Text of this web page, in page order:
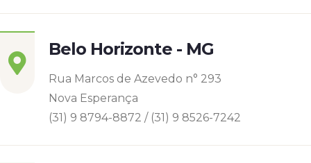
Belo Horizonte - MG
Rua Marcos de Azevedo n° 293
Nova Esperança
(31) 9 8794-8872 / (31) 9 8526-7242